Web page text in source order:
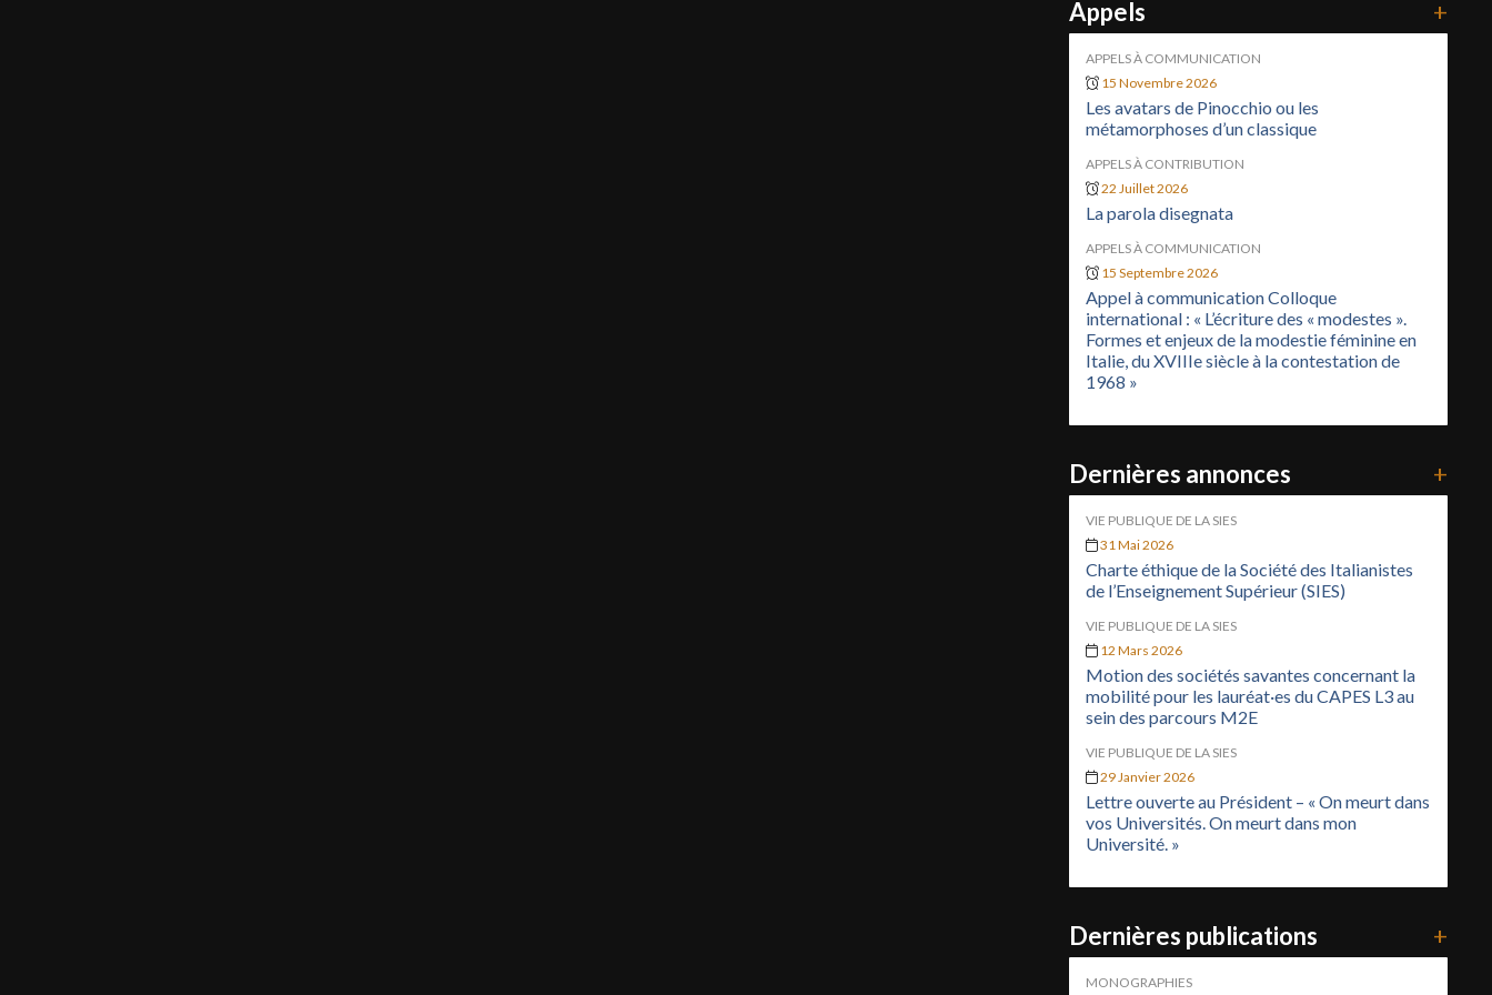
Appels +
APPELS À COMMUNICATION
15 Novembre 2026
Les avatars de Pinocchio ou les
métamorphoses d’un classique
APPELS À CONTRIBUTION
22 Juillet 2026
La parola disegnata
APPELS À COMMUNICATION
15 Septembre 2026
Appel à communication Colloque
international : « L’écriture des « modestes ».
Formes et enjeux de la modestie féminine en
Italie, du XVIIIe siècle à la contestation de
1968 »
Dernières annonces +
VIE PUBLIQUE DE LA SIES
31 Mai 2026
Charte éthique de la Société des Italianistes
de l’Enseignement Supérieur (SIES)
VIE PUBLIQUE DE LA SIES
12 Mars 2026
Motion des sociétés savantes concernant la
mobilité pour les lauréat·es du CAPES L3 au
sein des parcours M2E
VIE PUBLIQUE DE LA SIES
29 Janvier 2026
Lettre ouverte au Président – « On meurt dans
vos Universités. On meurt dans mon
Université. »
Dernières publications +
MONOGRAPHIES